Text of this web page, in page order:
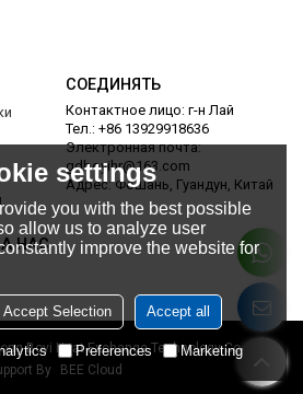
СОЕДИНЯТЬ
Контактное лицо: г-н Лай
Тел.: +86 13929918636
Электронная почта:
gdboyihr@163.com
Адрес: Фошань, Гуандун, Китай
НАС
Boyi Heat Exchange Technology Co., Ltd.
By
BEE Cloud
settings
you with the best possible
allow us to analyze user
improve the website for
Accept Selection Accept all
Preferences Marketing